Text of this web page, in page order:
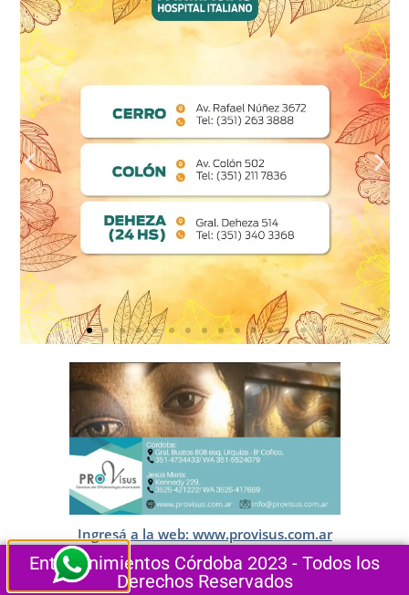
Ingresá a la web: www.provisus.com.ar
Entretenimientos Córdoba 2023 - Todos los
Derechos Reservados